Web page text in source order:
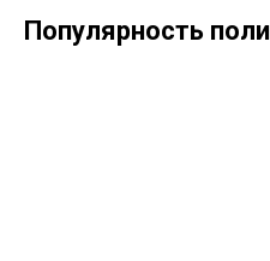
Популярность